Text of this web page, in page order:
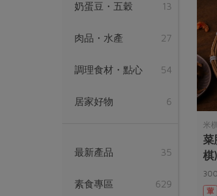
米
菜
棋
葷
奶蛋豆・五穀 13
肉品・水產 27
調理食材・點心 54
居家好物 6
最新產品 35
素食專區 629